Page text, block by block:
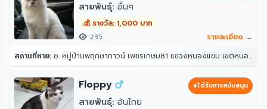
สายพันธุ์: อื่นๆ
💰 รางวัล: 1,000 บาท
235
รายละเอียด →
สถานที่หาย: ซ. หมู่บ้านพฤกษาทาวน์ เพชรเกษม81 แขวงหนองแขม เขตหนองแขม กรุงเทพมหานคร 10160
Floppy ได้รับการสนับสนุน
สายพันธุ์: อ้นไทย